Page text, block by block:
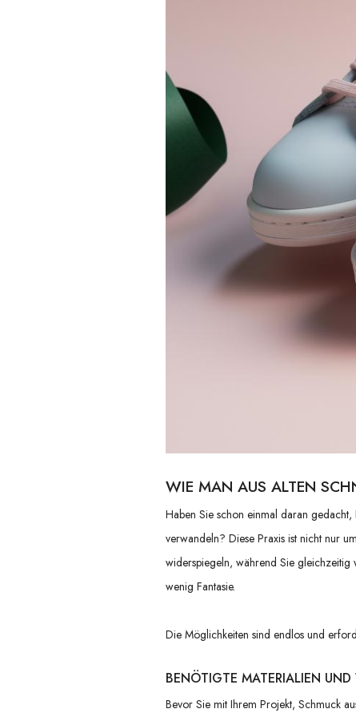
WIE MAN AUS ALTEN
Haben Sie schon einmal daran
verwandeln? Diese Praxis ist nicht nur
widerspiegeln, während Sie
wenig Fantasie.
Die Möglichkeiten sind endlos und
BENÖTIGTE MATERIALIEN UND
Bevor Sie mit Ihrem Projekt, Schmuck